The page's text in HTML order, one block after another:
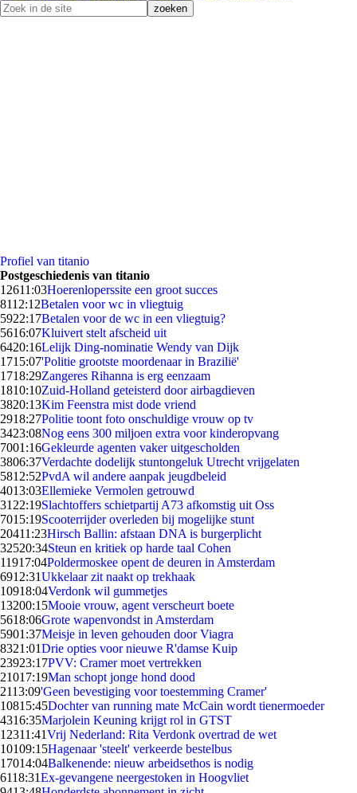
Profiel van titanio
Postgeschiedenis van titanio
12611:03Hoerenloperssite een groot succes
8112:12Betalen voor wc in vliegtuig
5922:17Betalen voor de wc in een vliegtuig?
5616:07Kluivert stelt afscheid uit
6420:16Lelijk Ding-nominatie Wendy van Dijk
1715:07'Politie grootste moordenaar in Brazilië'
1718:29Zangeres Rihanna is erg eenzaam
1810:10Zuid-Holland geteisterd door airbagdieven
3820:13Kim Feenstra mist dode vriend
2918:27Politie toont foto onschuldige vrouw op tv
3423:08Nog eens 300 miljoen extra voor kinderopvang
7001:16Gekleurde agenten vaker uitgescholden
3806:37Verdachte dodelijk stuntongeluk Utrecht vrijgelaten
5812:52PvdA wil andere aanpak jeugdbeleid
4013:03Ellemieke Vermolen getrouwd
31 22:19Slachtoffers schietpartij A73 afkomstig uit Oss
7015:19Scooterrijder overleden bij mogelijke stunt
20411:23Hirsch Ballin: afstaan DNA is burgerplicht
32520:34Steun en kritiek op harde taal Cohen
11917:04Poldermoskee opent de deuren in Amsterdam
6912:31Ukkelaar zit naakt op trekhaak
10918:04Verdonk wil gummetjes
13200:15Mooie vrouw, agent verscheurt boete
5618:06Grote wapenvondst in Amsterdam
5901:37Meisje in leven gehouden door Viagra
8321:01Drie opties voor nieuwe R'damse Kuip
23923:17PVV: Cramer moet vertrekken
21017:19Man schopt jonge hond dood
2113:09'Geen bevestiging voor toestemming Cramer'
10815:45Dochter van running mate McCain wordt tienermoeder
4316:35Marjolein Keuning krijgt rol in GTST
12311:41Vrij Nederland: Rita Verdonk overtrad de wet
10109:15Hagenaar 'steelt' verkeerde bestelbus
17014:04Balkenende: nieuw arbeidsethos is nodig
6118:31Ex-gevangene neergestoken in Hoogvliet